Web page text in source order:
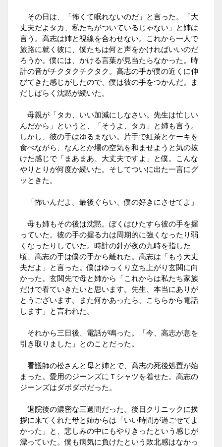
その日は、「怖くて眠れないのだ」と言った。「大
丈夫だよタカ、私たちがついているじゃない」と姉は
言う。高志は姉と視線を合わせない。これから一人で
旅路に就く彼に、僕たちは何と声をかければいいのだ
ろうか。僕には、かける言葉が見当たらなかった。時
計の音がチクタクチクタク。高志の手が僕の近くに伸
びてきた感じがしたので、僕は彼の手をつかんだ。ま
だしばらく沈黙が続いた。
母親が「タカ、いい加減にしなさい。先生は忙しい
んだから」というと、「そうよ、タカ」と姉も言う。
しかし、彼の手はゆるまない。片手で紅茶とケーキを
食べながら、なんとか場の空気を和ませようと気の抜
けた感じで「まあまあ、大丈夫ですよ」と僕。こんな
やりとりが何度か続いた。そしてついに出た一言にグ
ッときた。
「怖いんだよ。最後ぐらい、僕の好きにさせてよ」
母も姉もその後は沈黙。ぼくはひたすら彼の手を握
っていた。彼の手の握る力は周期的に強くなったり弱
くなったりしていた。時計の針が夜の九時を指した
頃、高志の手は僕の手から離れた。高志は「もう大丈
夫だよ」と言った。僕はゆっくり立ち上がり玄関に向
かった。玄関先で母と姉から「これからは私たち家族
だけで看ていきたいと思います。先生、本当にありが
とうございます。また何かあったら、こちらから電話
します」と言われた。
それから三日後、電話が鳴った。「今、高志が息を
引き取りました」とのことだった。
看護師の松さんと母と姉とで、高志の死後処置が始
まった。愛用のジーンズにＴシャツを着せた。高志の
ジーンズはダボダボだった。
退院後の濃密な三週間だった。後日クリニックに挨
拶に来てくれた母と姉からは「いい時間が過ごせてよ
かった」と、悲しみの中にもやりきったという感じが
漂っていた。僕も病気に負けたという敗北感はなかっ